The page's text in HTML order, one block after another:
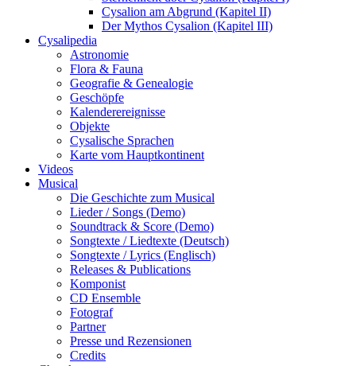
Cysalion am Abgrund (Kapitel II)
Der Mythos Cysalion (Kapitel III)
Cysalipedia
Astronomie
Flora & Fauna
Geografie & Genealogie
Geschöpfe
Kalenderereignisse
Objekte
Cysalische Sprachen
Karte vom Hauptkontinent
Videos
Musical
Die Geschichte zum Musical
Lieder / Songs (Demo)
Soundtrack & Score (Demo)
Songtexte / Liedtexte (Deutsch)
Songtexte / Lyrics (Englisch)
Releases & Publications
Komponist
CD Ensemble
Fotograf
Partner
Presse und Rezensionen
Credits